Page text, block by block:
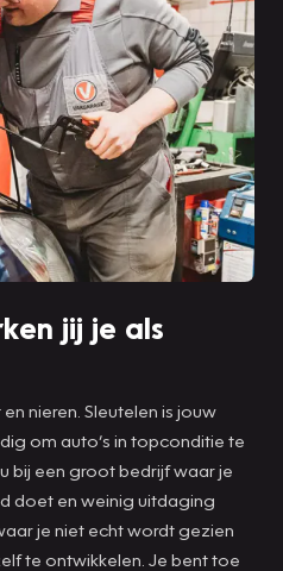
jij je als
nieren. Sleutelen is jouw
om auto’s in topconditie te
bij een groot bedrijf waar je
doet en weinig uitdaging
je niet echt wordt gezien
te ontwikkelen. Je bent toe